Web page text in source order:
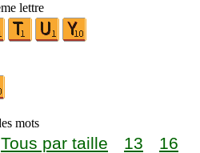
lettre
mots
Tous par taille 13 16